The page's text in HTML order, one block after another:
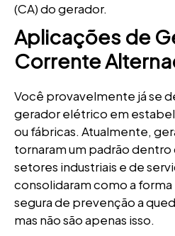
(CA) do gerador.
Aplicações de
Corrente
Você provavelmente já se
gerador elétrico em
ou fábricas. Atualmente,
tornaram um padrão
setores industriais e de
consolidaram como a forma
segura de prevenção a
mas não são apenas isso.